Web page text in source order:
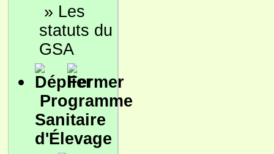
» Les
statuts du
GSA
Programme
Sanitaire
d'Élevage